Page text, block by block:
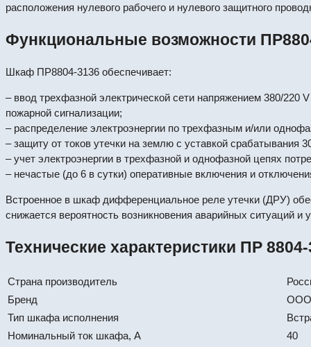
расположения нулевого рабочего и нулевого защитного
Функциональные возможности
Шкаф ПР8804-3136 обеспечивает:
– ввод трехфазной электрической сети напряжением 380/
пожарной сигнализации;
– распределение электроэнергии по трехфазным и/или
– защиту от токов утечки на землю с уставкой срабатывания
– учет электроэнергии в трехфазной и однофазной цепях
– нечастые (до 6 в сутки) оперативные включения и
Встроенное в шкаф дифференциальное реле утечки (ДРУ)
снижается вероятность возникновения аварийных ситуаций
Технические характеристики ПР
Страна производитель
Бренд
ООО
Тип шкафа исполнения
Номинальный ток шкафа, А
40